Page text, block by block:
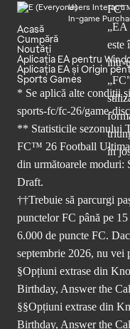
Users Interact
In-game
Acasă
Cumpără
Noutăți
Aplicația EA pentru
Aplicația EA și Origin
Sports Games
* Se aplică alte condiții
sports-fc/fc-26/game-
** Statisticile sezonului
FC™ 26 Football
din următoarele moduri:
Draft.
††Trebuie să parcurgi
punctelor FC până pe
6.000 de puncte FC.
septembrie 2026, nu vei
§Opțiuni extrase din
Birthday, Answer the
§§Opțiuni extrase din
Birthday, Answer the